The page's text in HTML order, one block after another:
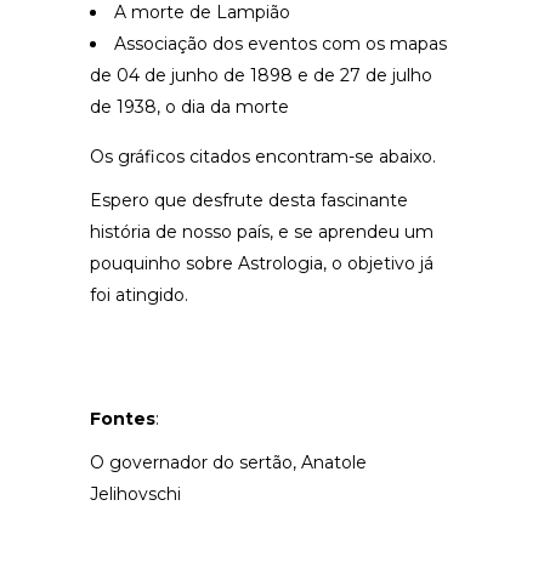
A morte de Lampião
Associação dos eventos com os mapas
de 04 de junho de 1898 e de 27 de julho
de 1938, o dia da morte
Os gráficos citados encontram-se abaixo.
Espero que desfrute desta fascinante
história de nosso país, e se aprendeu um
pouquinho sobre Astrologia, o objetivo já
foi atingido.
Fontes:
O governador do sertão, Anatole
Jelihovschi